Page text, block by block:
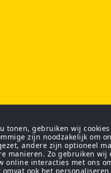
tonen, gebruiken wij
zijn noodzakelijk om
andere zijn optioneel
manieren. Zo gebruiken wij
online interacties met ons
ook het